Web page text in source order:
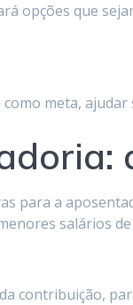
opções que
meta,
para a
salários
contribuição,